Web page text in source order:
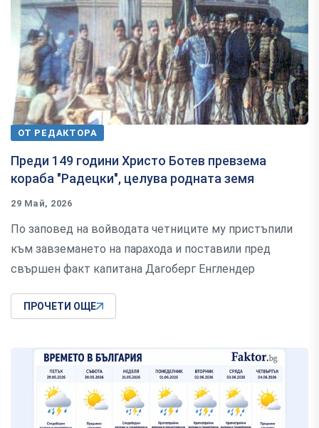
ОТ РЕДАКТОРА
Преди 149 години Христо Ботев превзема
кораба "Радецки", целува родната земя
29 Май, 2026
По заповед на войводата четниците му пристъпили
към завземането на парахода и поставили пред
свършен факт капитана Дагоберг Енглендер
ПРОЧЕТИ ОЩЕ